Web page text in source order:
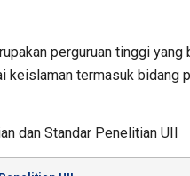
perguruan tinggi
keislaman termasuk bidang
dan Standar Penelitian UII